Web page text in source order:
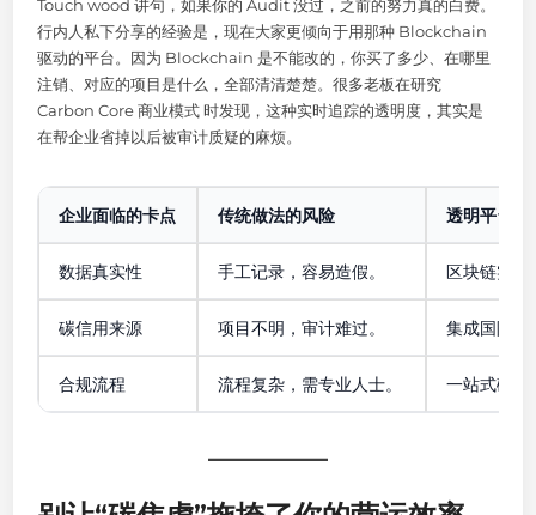
Touch wood 讲句，如果你的 Audit 没过，之前的努力真的白费。
行内人私下分享的经验是，现在大家更倾向于用那种 Blockchain
驱动的平台。因为 Blockchain 是不能改的，你买了多少、在哪里
注销、对应的项目是什么，全部清清楚楚。很多老板在研究
Carbon Core 商业模式 时发现，这种实时追踪的透明度，其实是
在帮企业省掉以后被审计质疑的麻烦。
企业面临的卡点 传统做法的风险 透明平台的
数据真实性 手工记录，容易造假。 区块链实
碳信用来源 项目不明，审计难过。 集成国际支
合规流程 流程复杂，需专业人士。 一站式碳抵